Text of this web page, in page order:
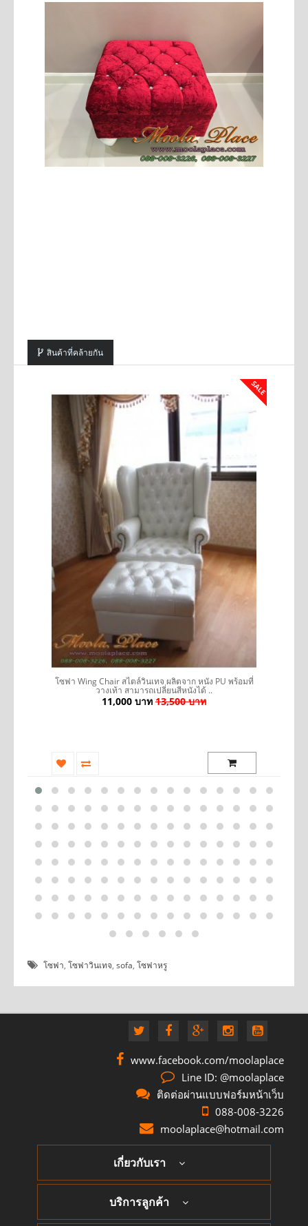
สินค้าที่คล้ายกัน
SALE
โซฟา Wing Chair สไตล์วินเทจ ผลิตจาก หนัง PU พร้อมที่
วางเท้า สามารถเปลี่ยนสีหนังได้ ..
11,000 บาท 13,500 บาท
โซฟา, โซฟาวินเทจ, sofa, โซฟาหรู
www.facebook.com/moolaplace
Line ID: @moolaplace
ติดต่อผ่านแบบฟอร์มหน้าเว็บ
088-008-3226
moolaplace@hotmail.com
เกี่ยวกับเรา
บริการลูกค้า